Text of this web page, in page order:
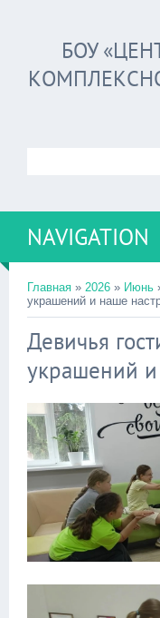
БОУ
NAVIGATION
Главная » 2026 » Июнь
украшений и наше
Девичья
украшений